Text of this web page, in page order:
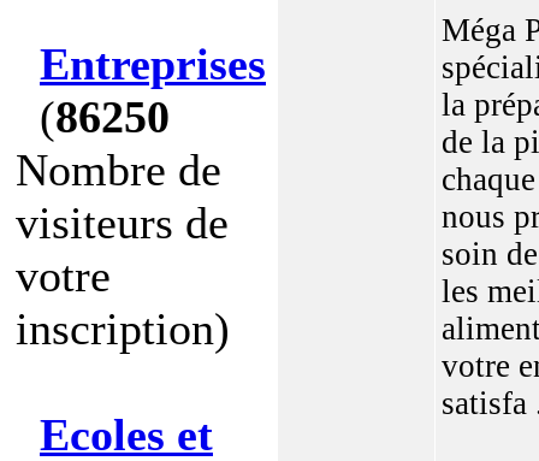
Entreprises
(86250
Nombre de
visiteurs de
votre
inscription)
Ecoles et
Méga
la
de la
nous
soin
les
votre
satisfa